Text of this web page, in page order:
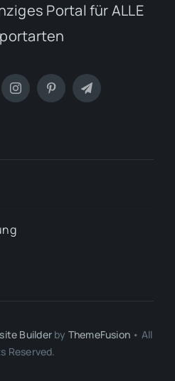
Portal für ALLE
Builderby ThemeFusion • All
Reserved.